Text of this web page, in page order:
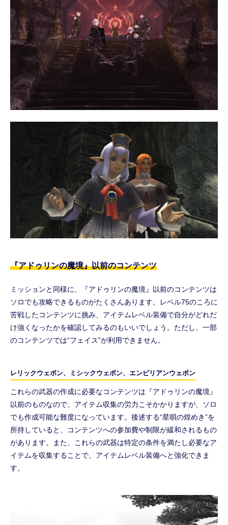
『アドゥリンの魔境』以前のコンテンツ
ミッションと同様に、『アドゥリンの魔境』以前のコンテンツは
ソロでも攻略できるものがたくさんあります。レベル75のころに
苦戦したコンテンツに挑み、アイテムレベル装備で自分がどれだ
け強くなったかを確認してみるのもいいでしょう。ただし、一部
のコンテンツでは“フェイス”が利用できません。
レリックウェポン、ミシックウェポン、エンピリアンウェポン
これらの武器の作成に必要なコンテンツは『アドゥリンの魔境』
以前のものなので、アイテム収集の労力こそかかりますが、ソロ
でも作成可能な難度になっています。後述する“星唄の煌めき”を
所持していると、コンテンツへの参加費や制限が緩和されるもの
があります。また、これらの武器は特定の条件を満たし必要なア
イテムを収集することで、アイテムレベル装備へと強化できま
す。